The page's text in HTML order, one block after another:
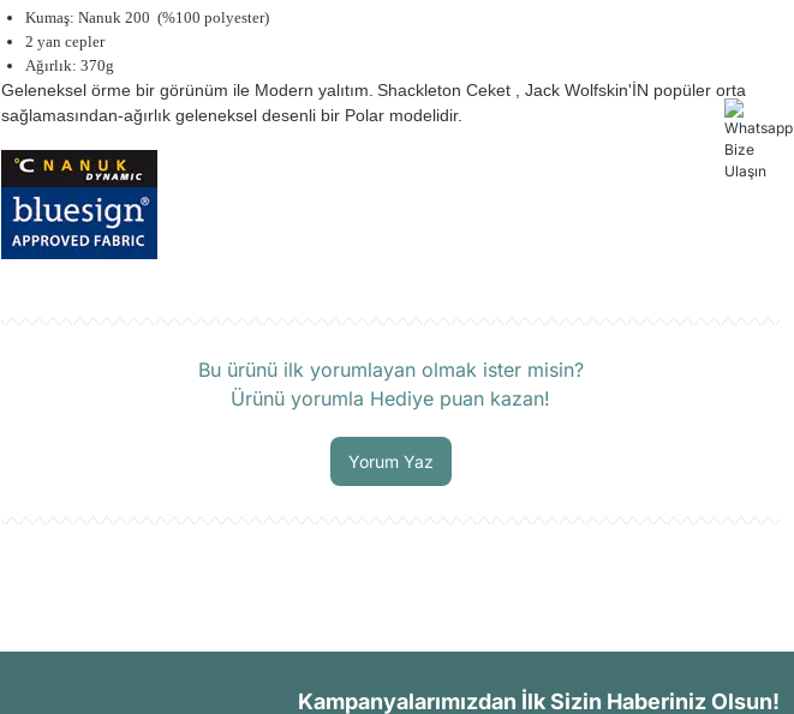
Kumaş: Nanuk 200 (%100 polyester)
2 yan cepler
Ağırlık: 370g
Geleneksel örme bir görünüm ile Modern yalıtım. Shackleton Ceket , Jack Wolfskin'İN popüler orta
sağlamasından-ağırlık geleneksel desenli bir Polar modelidir.
Bu ürünü ilk yorumlayan olmak ister misin?
Ürünü yorumla Hediye puan kazan!
Yorum Yaz
Kampanyalarımızdan İlk Sizin Haberiniz Olsun!